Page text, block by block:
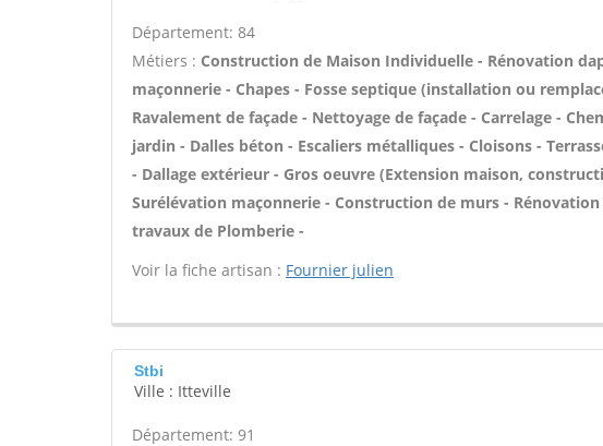
Département: 84
Métiers : Construction de Maison Individuelle - Rénovation
maçonnerie - Chapes - Fosse septique (installation ou
Ravalement de façade - Nettoyage de façade - Carrelage -
jardin - Dalles béton - Escaliers métalliques - Cloisons -
- Dallage extérieur - Gros oeuvre (Extension maison,
Surélévation maçonnerie - Construction de murs -
travaux de Plomberie -
Voir la fiche artisan : Fournier julien
Stbi
Ville : Itteville
Département: 91